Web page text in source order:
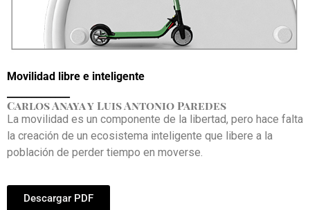
Movilidad libre e inteligente
Carlos Anaya y Luis Antonio Paredes
La movilidad es un componente de la libertad, pero hace falta
la creación de un ecosistema inteligente que libere a la
población de perder tiempo en moverse.
Descargar PDF